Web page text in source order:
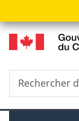
Rechercher
dans